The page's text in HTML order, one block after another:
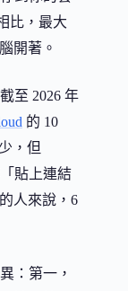
比，最大
開著。
至 2026 年
的 10
，但
貼上連結
人來說，6
：第一，